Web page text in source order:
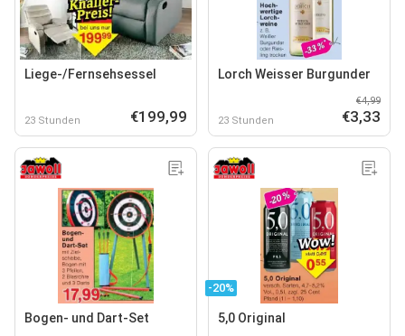
Liege-/Fernsehsessel
23 Stunden €199,99
Lorch Weisser Burgunder
23 Stunden
€4,99
€3,33
Bogen- und Dart-Set
-20%
5,0 Original